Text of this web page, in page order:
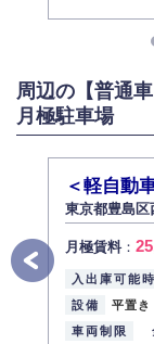
ん）。
また、個人情報の内
6.個人情報管理の社
弊社社員全員が、個
切に管理するよう社
代表取締役社長 野
周辺の【普通車
月極駐車場
＜軽自動
東京都豊島区
月極賃料：
入出庫可能
設備
平置き
車両制限